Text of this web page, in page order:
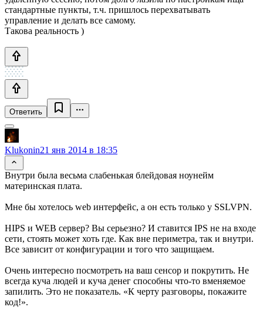
стандартные пункты, т.ч. пришлось перехватывать
управление и делать все самому.
Такова реальность )
Ответить
Klukonin21 янв 2014 в 18:35
Внутри была весьма слабенькая блейдовая ноунейм
материнская плата.
Мне бы хотелось web интерфейс, а он есть только у SSLVPN.
HIPS и WEB сервер? Вы серьезно? И ставится IPS не на входе
сети, стоять может хоть где. Как вне периметра, так и внутри.
Все зависит от конфигурации и того что защищаем.
Очень интересно посмотреть на ваш сенсор и покрутить. Не
всегда куча людей и куча денег способны что-то вменяемое
запилить. Это не показатель. «К черту разговоры, покажите
код!».